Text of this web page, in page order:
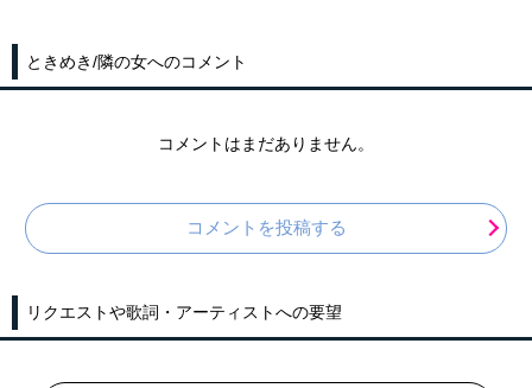
ときめき/隣の女へのコメント
コメントはまだありません。
コメントを投稿する
リクエストや歌詞・アーティストへの要望